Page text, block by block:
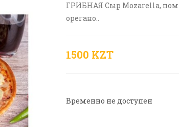
ГРИБНАЯ Сыр Mozarella,
орегано..
1500 KZT
Временно не доступен